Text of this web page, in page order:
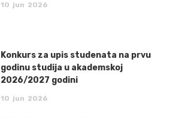
10 jun 2026
Konkurs za upis studenata na prvu
godinu studija u akademskoj
2026/2027 godini
10 jun 2026